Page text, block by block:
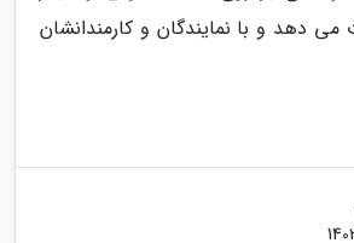
دهد و با نمایندگان و کارمندانشان